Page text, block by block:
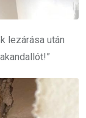
lezárása után